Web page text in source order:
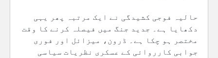
حالیہ فوجی کشیدگی نے ایک مرتبہ پھر یہی
دکھایا ہے۔ جدید جنگ میں فیصلہ کرنے کا وقت
مختصر ہو چکا ہے۔ ڈرون، میزائل اور فوری
جوابی کارروائی کے عسکری نظریات سیاسی